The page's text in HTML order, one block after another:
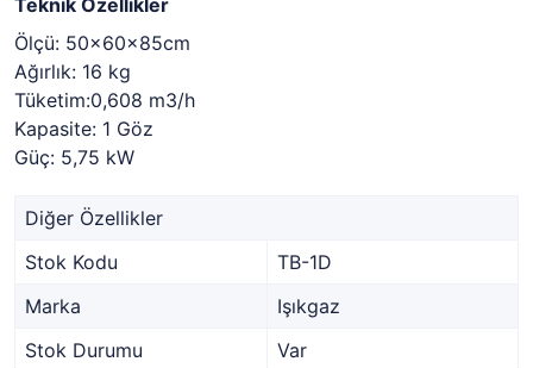
Teknik Özellikler
Ölçü: 50x60x85cm
Ağırlık: 16 kg
Tüketim:0,608 m3/h
Kapasite: 1 Göz
Güç: 5,75 kW
Diğer Özellikler
Stok Kodu
TB-1D
Marka
Işıkgaz
Stok Durumu
Var